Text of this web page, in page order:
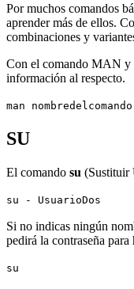
Por muchos comandos
aprender más de ellos.
combinaciones y
Con el comando MAN y
información al respecto.
man nombredelcomando
SU
El comando su (Sustituir
su - UsuarioDos
Si no indicas ningún
pedirá la contraseña
su